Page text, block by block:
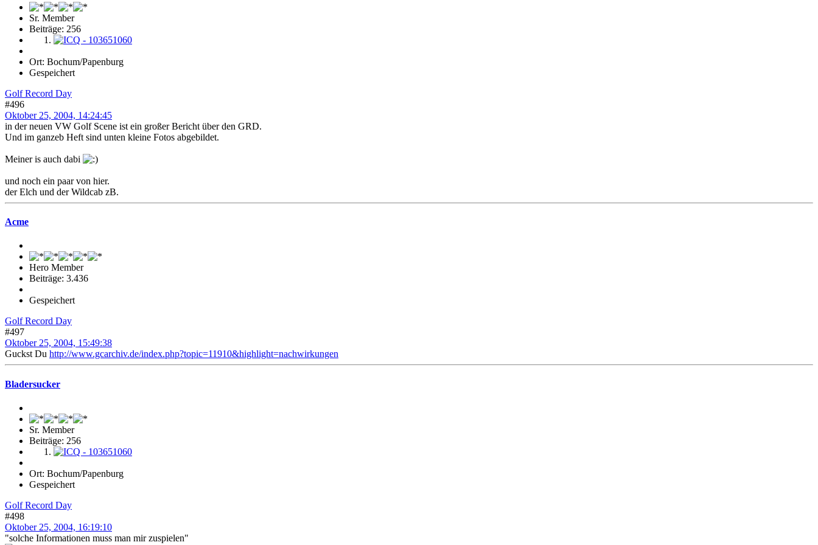
Sr. Member
Beiträge: 256
Ort: Bochum/Papenburg
Gespeichert
Golf Record Day
#496
Oktober 25, 2004, 14:24:45
in der neuen VW Golf Scene ist ein großer Bericht über den GRD.
Und im ganzeb Heft sind unten kleine Fotos abgebildet.
Meiner is auch dabi
und noch ein paar von hier.
der Elch und der Wildcab zB.
Acme
Hero Member
Beiträge: 3.436
Gespeichert
Golf Record Day
#497
Oktober 25, 2004, 15:49:38
Guckst Du http://www.gcarchiv.de/index.php?topic=11910&highlight=nachwirkungen
Bladersucker
Sr. Member
Beiträge: 256
Ort: Bochum/Papenburg
Gespeichert
Golf Record Day
#498
Oktober 25, 2004, 16:19:10
"solche Informationen muss man mir zuspielen"